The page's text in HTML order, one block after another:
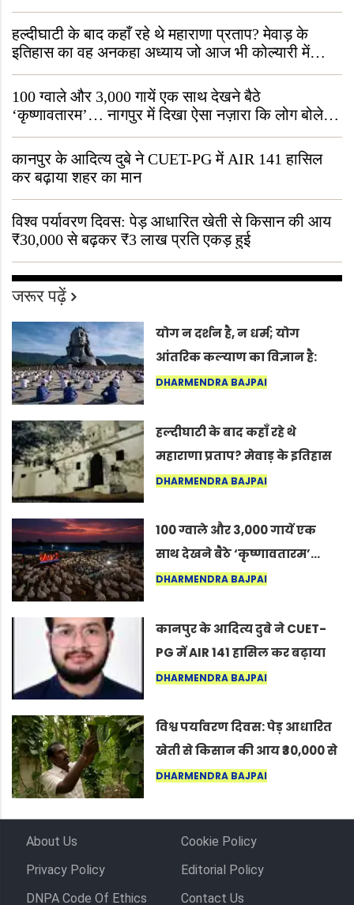
हल्दीघाटी के बाद कहाँ रहे थे महाराणा प्रताप? मेवाड़ के
इतिहास का वह अनकहा अध्याय जो आज भी कोल्यारी में
जीवित है
100 ग्वाले और 3,000 गायें एक साथ देखने बैठे
‘कृष्णावतारम’… नागपुर में दिखा ऐसा नज़ारा कि लोग बोले,
“ऐसा तो सिर्फ़ कृष्ण ही कर सकते हैं”
कानपुर के आदित्य दुबे ने CUET-PG में AIR 141 हासिल
कर बढ़ाया शहर का मान
विश्व पर्यावरण दिवस: पेड़ आधारित खेती से किसान की आय
₹30,000 से बढ़कर ₹3 लाख प्रति एकड़ हुई
जरूर पढ़ें
योग न दर्शन है, न धर्म; योग
आंतरिक कल्याण का विज्ञान है:
अंतरराष्ट्रीय योग दिवस 2026 पर
DHARMENDRA BAJPAI
हल्दीघाटी के बाद कहाँ रहे थे
महाराणा प्रताप? मेवाड़ के इतिहास
का वह अनकहा अध्याय जो आज भी
DHARMENDRA BAJPAI
100 ग्वाले और 3,000 गायें एक
साथ देखने बैठे ‘कृष्णावतारम’…
नागपुर में दिखा ऐसा नज़ारा कि
कर सकते हैं”
DHARMENDRA BAJPAI
कानपुर के आदित्य दुबे ने CUET-
PG में AIR 141 हासिल कर बढ़ाया
शहर का मान
DHARMENDRA BAJPAI
विश्व पर्यावरण दिवस: पेड़ आधारित
खेती से किसान की आय ₹30,000 से
बढ़कर ₹3 लाख प्रति एकड़ हुई
DHARMENDRA BAJPAI
About Us
Cookie Policy
Privacy Policy
Editorial Policy
DNPA Code Of Ethics
Contact Us